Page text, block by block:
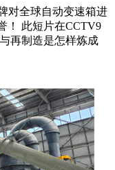
对全球自动变速箱进
！ 此短片在CCTV9
再制造是怎样炼成